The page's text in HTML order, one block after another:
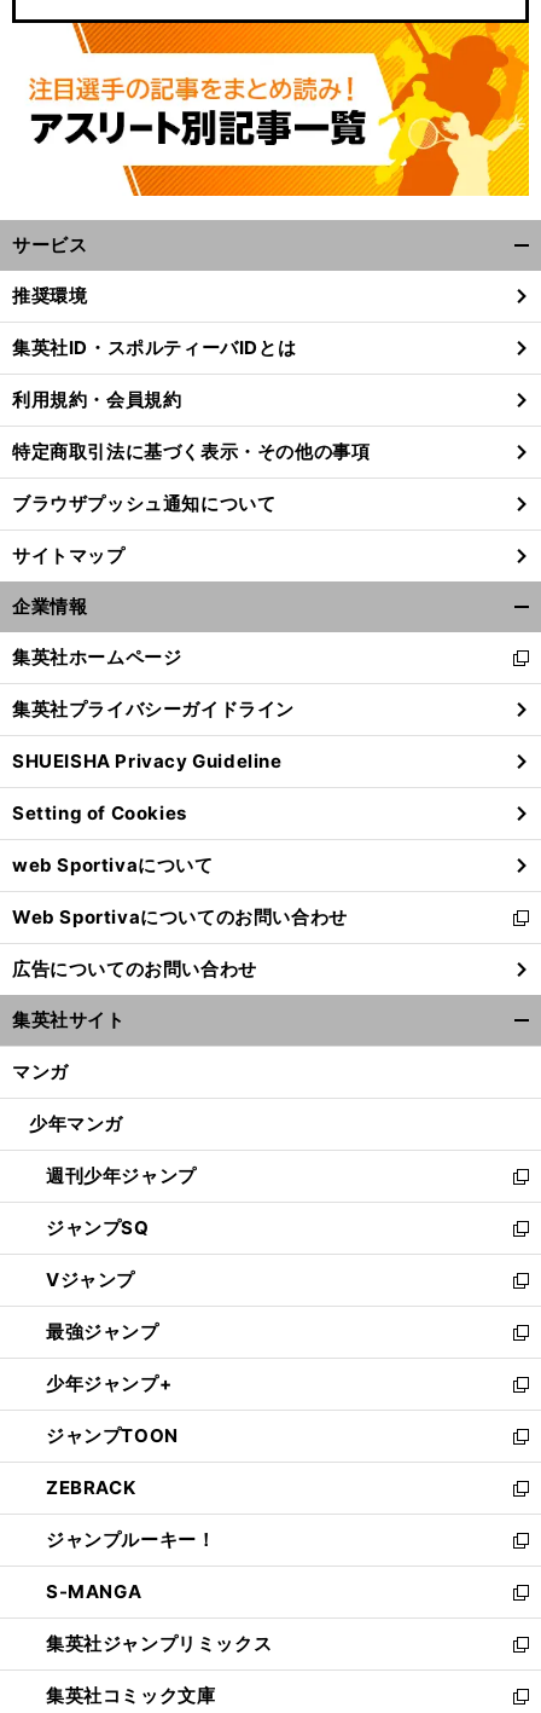
前
サービス
閉
る
推奨環境
集英社ID・スポルティーバIDとは
利用規約・会員規約
特定商取引法に基づく表示・その他の事項
ブラウザプッシュ通知について
サイトマップ
企業情報
閉
る
集英社ホームページ
新
し
い
ウ
ィ
ン
ド
ウ
で
開
く
集英社プライバシーガイドライン
SHUEISHA Privacy Guideline
Setting of Cookies
web Sportivaについて
Web Sportivaについてのお問い合わせ
新
し
い
ウ
ィ
ン
ウ
開
く
広告についてのお問い合わせ
集英社サイト
マンガ
少年マンガ
週刊少年ジャンプ
新
し
い
ウ
ィ
ン
ド
ウ
で
開
く
ジャンプSQ
新
し
い
ウ
ィ
ン
ド
ウ
で
開
く
Vジャンプ
新
し
い
ウ
ィ
ン
ド
ウ
で
開
く
最強ジャンプ
新
し
い
ウ
ィ
ン
ド
ウ
で
開
く
少年ジャンプ+
新
し
い
ウ
ィ
ン
ド
ウ
で
開
く
ジャンプTOON
新
し
い
ウ
ィ
ン
ド
ウ
で
開
く
ZEBRACK
新
し
い
ウ
ィ
ン
ド
ウ
で
ジャンプルーキー！
新
し
い
ウ
ィ
ン
ド
S-MANGA
新
し
い
ウ
ィ
集英社ジャンプリミックス
新
し
い
集英社コミック文庫 新